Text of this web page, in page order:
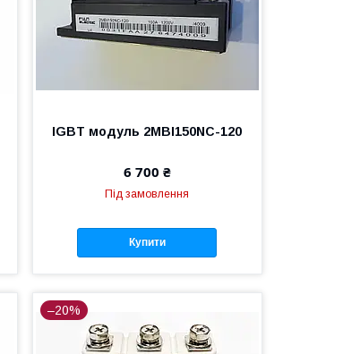
IGBT модуль 2MBI150NC-120
6 700 ₴
Під замовлення
Купити
–20%